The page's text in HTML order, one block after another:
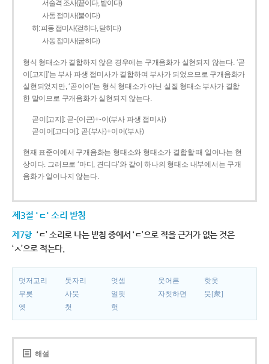
서술격 조사(끝이다, 밭이다)
사동 접미사(붙이다)
히: 피동 접미사(걷히다, 닫히다)
사동 접미사(굳히다)
형식 형태소가 결합하지 않은 경우에는 구개음화가 실현되지 않는다. ‘곧
이[고지]’는 부사 파생 접미사가 결합하여 부사가 되었으므로 구개음화가
실현되었지만, ‘곧이어’는 형식 형태소가 아닌 실질 형태소 부사가 결합
한 말이므로 구개음화가 실현되지 않는다.
곧이[고지]: 곧-­(어근)+­-이(부사 파생 접미사)
곧이어[고디어]: 곧(부사)+이어(부사)
현재 표준어에서 구개음화는 형태소와 형태소가 결합할 때 일어나는 현
상이다. 그러므로 ‘마디, 견디다’와 같이 하나의 형태소 내부에서는 구개
음화가 일어나지 않는다.
제3절 'ㄷ' 소리 받침
제7항 ‘ㄷ’ 소리로 나는 받침 중에서 ‘ㄷ’으로 적을 근거가 없는 것은
‘ㅅ’으로 적는다.
덧저고리 돗자리 엇셈 웃어른
핫옷
무릇
사뭇 얼핏 자칫하면
뭇[衆]
옛
첫 헛
해설